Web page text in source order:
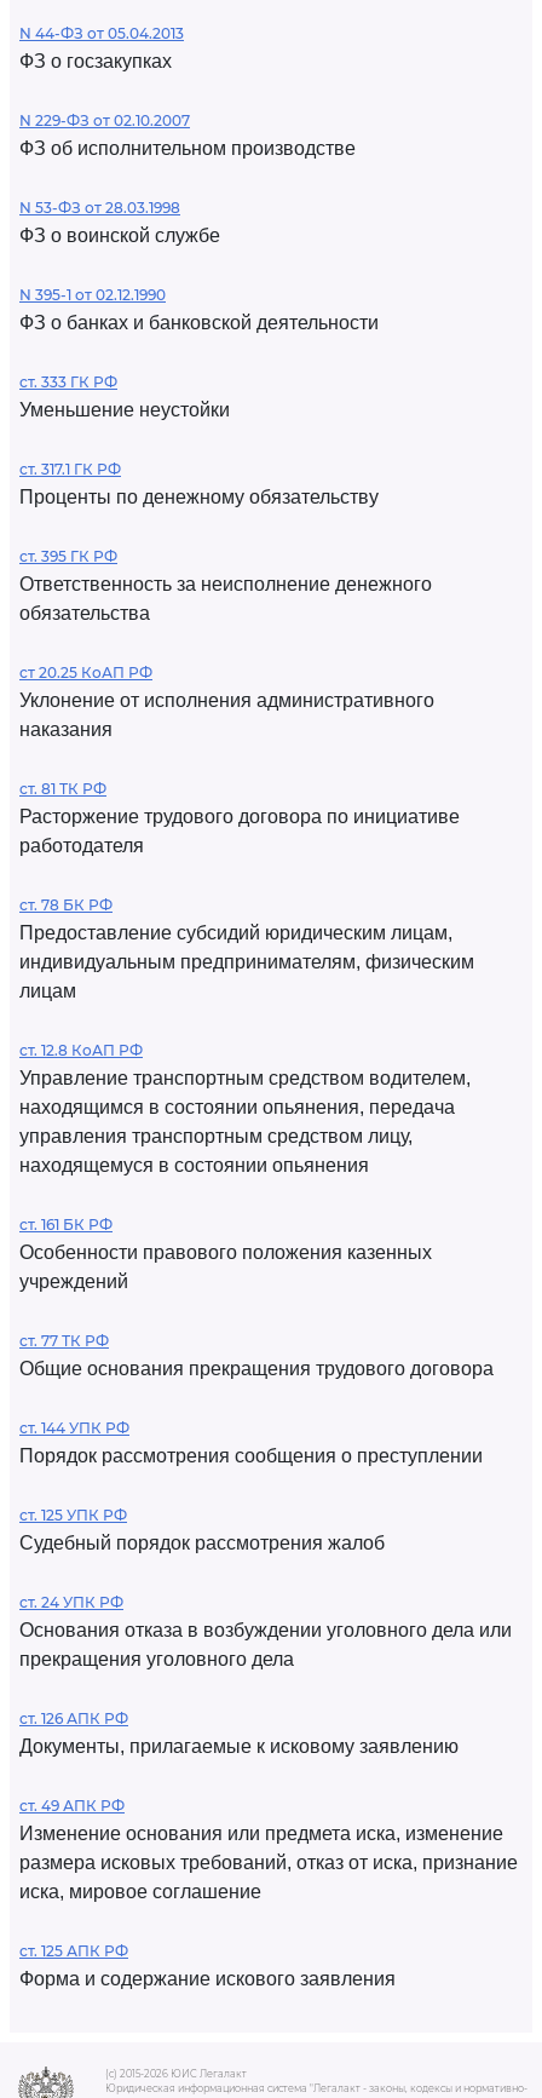
N 44-ФЗ от 05.04.2013
ФЗ о госзакупках
N 229-ФЗ от 02.10.2007
ФЗ об исполнительном производстве
N 53-ФЗ от 28.03.1998
ФЗ о воинской службе
N 395-1 от 02.12.1990
ФЗ о банках и банковской деятельности
ст. 333 ГК РФ
Уменьшение неустойки
ст. 317.1 ГК РФ
Проценты по денежному обязательству
ст. 395 ГК РФ
Ответственность за неисполнение денежного
обязательства
ст 20.25 КоАП РФ
Уклонение от исполнения административного
наказания
ст. 81 ТК РФ
Расторжение трудового договора по инициативе
работодателя
ст. 78 БК РФ
Предоставление субсидий юридическим лицам,
индивидуальным предпринимателям, физическим
лицам
ст. 12.8 КоАП РФ
Управление транспортным средством водителем,
находящимся в состоянии опьянения, передача
управления транспортным средством лицу,
находящемуся в состоянии опьянения
ст. 161 БК РФ
Особенности правового положения казенных
учреждений
ст. 77 ТК РФ
Общие основания прекращения трудового договора
ст. 144 УПК РФ
Порядок рассмотрения сообщения о преступлении
ст. 125 УПК РФ
Судебный порядок рассмотрения жалоб
ст. 24 УПК РФ
Основания отказа в возбуждении уголовного дела или
прекращения уголовного дела
ст. 126 АПК РФ
Документы, прилагаемые к исковому заявлению
ст. 49 АПК РФ
Изменение основания или предмета иска, изменение
размера исковых требований, отказ от иска, признание
иска, мировое соглашение
ст. 125 АПК РФ
Форма и содержание искового заявления
(c) 2015-2026 ЮИС Легалакт
Юридическая информационная система "Легалакт - законы, кодексы и нормативно-